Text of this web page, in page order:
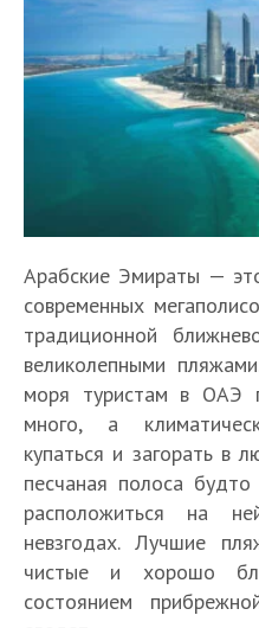
Арабские Эмираты —
современных
традиционной
великолепными
моря туристам в ОАЭ
много, а
купаться и загорать в
песчаная полоса
расположиться на
невзгодах. Лучшие
чистые и хорошо
состоянием